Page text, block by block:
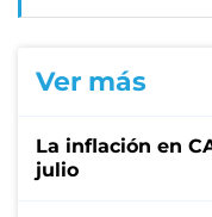
Ver más
La inflación en
julio